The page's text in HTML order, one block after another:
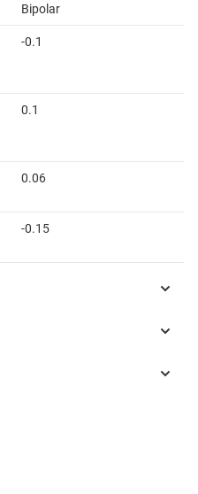
Bipolar
-0.1
0.1
0.06
-0.15